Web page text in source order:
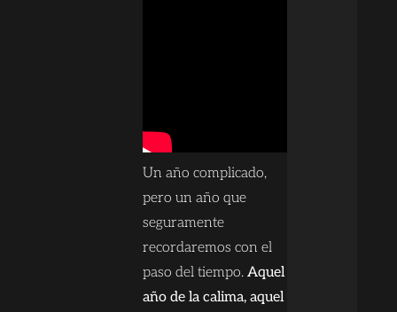
Un año complicado,
pero un año que
seguramente
recordaremos con el
paso del tiempo. Aquel
año de la calima, aquel